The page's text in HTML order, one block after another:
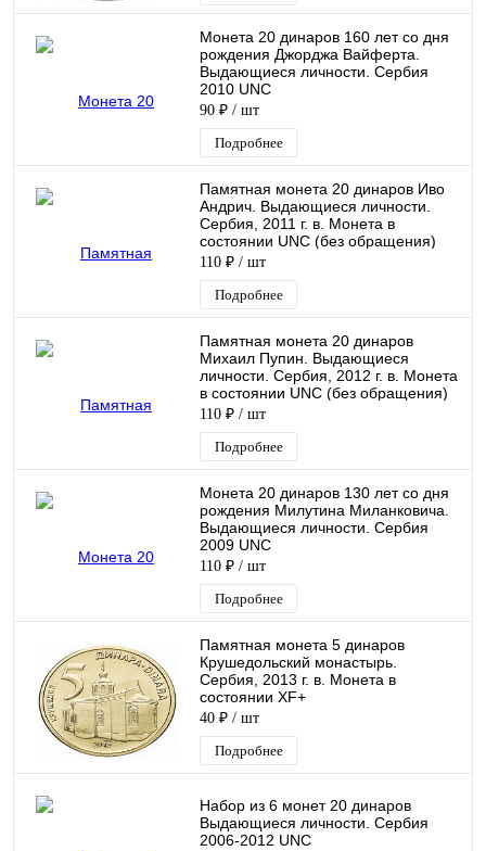
Монета 20 динаров 160 лет со дня
рождения Джорджа Вайферта.
Выдающиеся личности. Сербия
2010 UNC
90 ₽ / шт
Подробнее
Памятная монета 20 динаров Иво
Андрич. Выдающиеся личности.
Сербия, 2011 г. в. Монета в
состоянии UNC (без обращения)
110 ₽ / шт
Подробнее
Памятная монета 20 динаров
Михаил Пупин. Выдающиеся
личности. Сербия, 2012 г. в. Монета
в состоянии UNC (без обращения)
110 ₽ / шт
Подробнее
Монета 20 динаров 130 лет со дня
рождения Милутина Миланковича.
Выдающиеся личности. Сербия
2009 UNC
110 ₽ / шт
Подробнее
Памятная монета 5 динаров
Крушедольский монастырь.
Сербия, 2013 г. в. Монета в
состоянии XF+
40 ₽ / шт
Подробнее
Набор из 6 монет 20 динаров
Выдающиеся личности. Сербия
2006-2012 UNC